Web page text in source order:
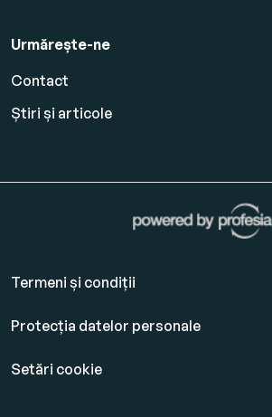
Urmărește-ne
Contact
Știri și articole
Termeni și condiții
Protecția datelor personale
Setări cookie